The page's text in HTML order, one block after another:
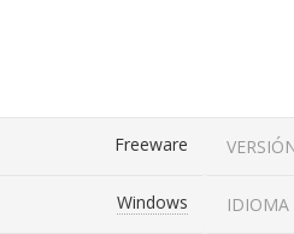
Freeware
Windows IDIOMA